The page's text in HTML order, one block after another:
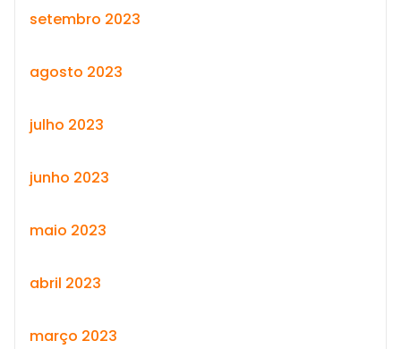
setembro 2023
agosto 2023
julho 2023
junho 2023
maio 2023
abril 2023
março 2023